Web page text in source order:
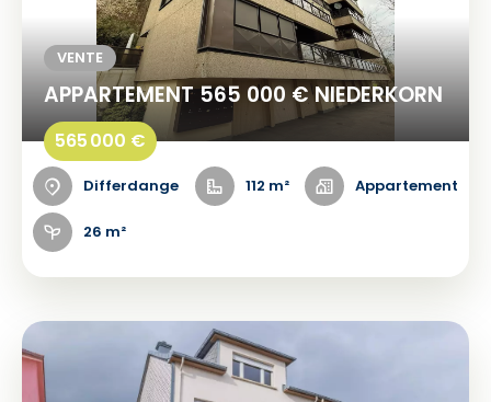
VENTE
APPARTEMENT 565 000 € NIEDERKORN
565 000 €
Differdange 112 m² Appartement
26 m²